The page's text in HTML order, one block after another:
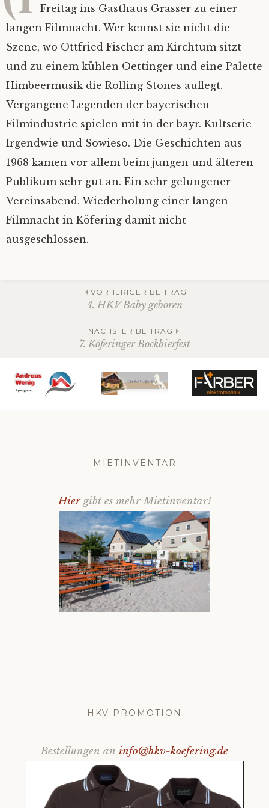
Impressum
Mietinventar
Kontakt
Satzung
Mitgliedsantrag
Mitgliederverwaltung
Nextcloud
Datenschutz
Bilder
2026
2025
Alle Jahre
Freitag ins Gasthaus Grasser zu einer
langen Filmnacht. Wer kennst sie nicht die
Szene, wo Ottfried Fischer am Kirchtum sitzt
und zu einem kühlen Oettinger und eine Palette
Himbeermusik die Rolling Stones auflegt.
Vergangene Legenden der bayerischen
Filmindustrie spielen mit in der bayr. Kultserie
Irgendwie und Sowieso. Die Geschichten aus
1968 kamen vor allem beim jungen und älteren
Publikum sehr gut an. Ein sehr gelungener
Vereinsabend. Wiederholung einer langen
Filmnacht in Köfering damit nicht
ausgeschlossen.
Beitrags-
Navigation
VORHERIGER BEITRAG
4. HKV Baby geboren
NÄCHSTER BEITRAG
7. Köferinger Bockbierfest
MIETINVENTAR
Hiergibt es mehr Mietinventar!
HKV PROMOTION
Bestellungen an info@hkv-koefering.de